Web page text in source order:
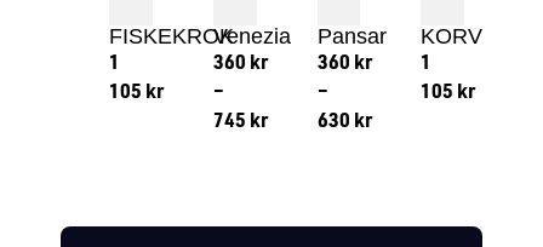
FISKEKROK
1
105 kr
Venezia
360 kr
–
745 kr
Pansar
360 kr
–
630 kr
KORV
1
105 kr